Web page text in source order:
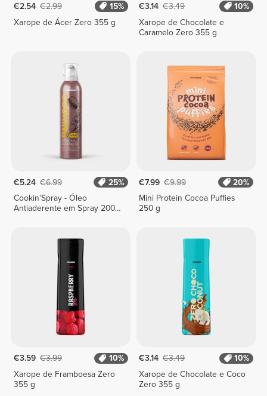
€2.54 €2.99
15%
Xarope de Ácer Zero 355 g
€3.14 €3.49
10%
Xarope de Chocolate e
Caramelo Zero 355 g
€5.24 €6.99
25%
Cookin'Spray - Óleo
Antiaderente em Spray 200
€7.99 €9.99
20%
Mini Protein Cocoa Puffies
250 g
€3.59 €3.99
10%
Xarope de Framboesa Zero
355 g
€3.14 €3.49
10%
Xarope de Chocolate e Coco
Zero 355 g